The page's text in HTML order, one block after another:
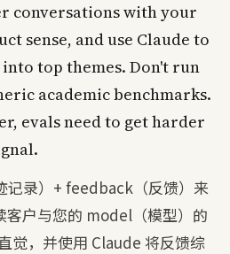
conversationswithyour
sense, anduse Claude to
into top themes. Don't run
academicbenchmarks.
, evalsneedto getharder
.
记录）+ feedback（反馈）来
客户与您的 model（模型）的
觉，并使用 Claude 将反馈综